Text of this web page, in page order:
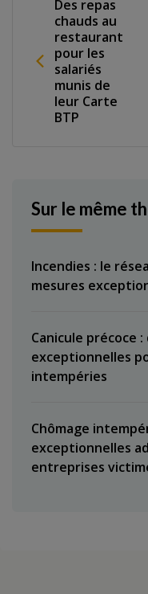
Des repas
chauds au
restaurant
pour les
salariés
munis de
leur Carte
BTP
Sur le même
Incendies : le
mesures
Canicule précoce
exceptionnelles
intempéries
Chômage
exceptionnelles
entreprises